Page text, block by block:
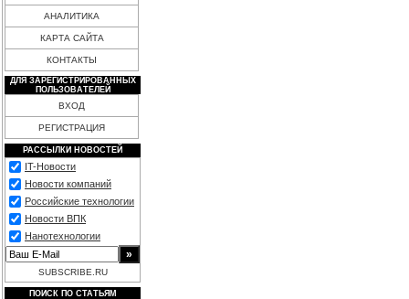
АНАЛИТИКА
КАРТА САЙТА
КОНТАКТЫ
ДЛЯ ЗАРЕГИСТРИРОВАННЫХ
ПОЛЬЗОВАТЕЛЕЙ
ВХОД
РЕГИСТРАЦИЯ
РАССЫЛКИ НОВОСТЕЙ
IT-Новости
Новости компаний
Российские технологии
Новости ВПК
Нанотехнологии
SUBSCRIBE.RU
ПОИСК ПО СТАТЬЯМ